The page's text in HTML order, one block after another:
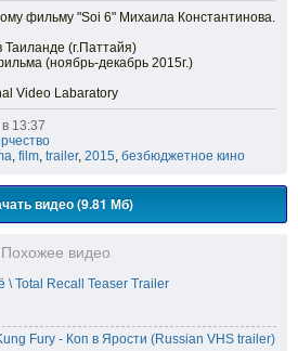
фильму "Soi 6" Михаила Константинова.
Таиланде (г.Паттайя)
(ноябрь-декабрь 2015г.)
Video Labaratory
13:37
film trailer, 2015 безбюджетное кино
видео (9.81 Мб)
Похожее видео
\ Total Recall Teaser Trailer
Fury - Коп в Ярости (Russian VHS trailer)